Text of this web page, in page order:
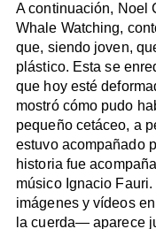
A continuación, Noel
Whale Watching,
que, siendo joven,
plástico. Esta se
que hoy esté
mostró cómo pudo
pequeño cetáceo, a
estuvo acompañado
historia fue
músico Ignacio
imágenes y vídeos
la cuerda— aparece